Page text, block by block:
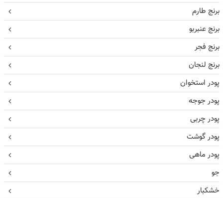
برنج طارم
برنج عنبربو
برنج فجر
برنج لنجان
پودر استخوان
پودر جوجه
پودر چربی
پودر گوشت
پودر ماهی
جو
خشکبار